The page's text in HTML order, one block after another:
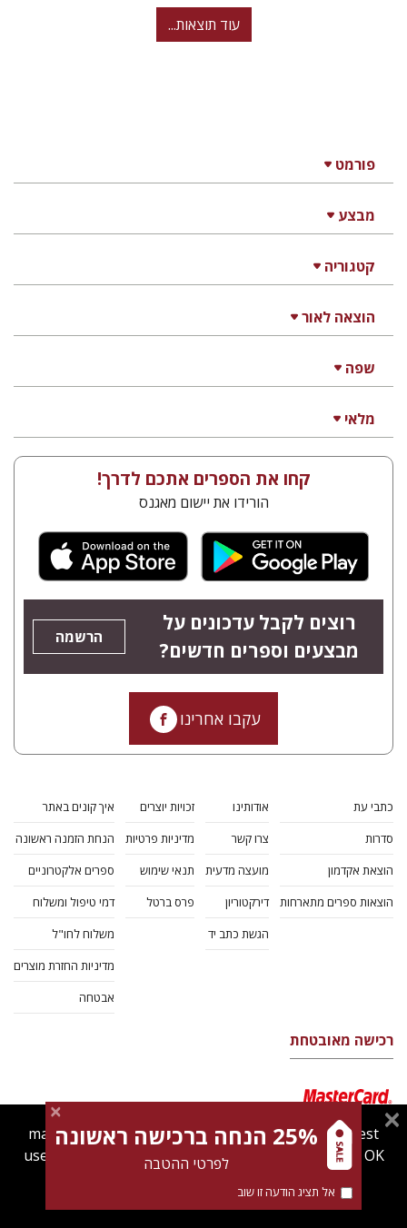
פורמט
מבצע
קטגוריה
הוצאה לאור
שפה
מלאי
עוד תוצאות...
קחו את הספרים אתכם לדרך!
הורידו את יישום מאגנס
רוצים לקבל עדכונים על
מבצעים וספרים חדשים?
הרשמה
עקבו אחרינו
כתבי עת
סדרות
הוצאת אקדמון
הוצאות ספרים מתארחות
אודותינו
צרו קשר
מועצה מדעית
דירקטוריון
הגשת כתב יד
זכויות יוצרים
מדיניות פרטיות
תנאי שימוש
פרס ברטל
איך קונים באתר
הנחת הזמנה ראשונה
ספרים אלקטרוניים
דמי טיפול ומשלוח
משלוח לחו"ל
מדיניות החזרת מוצרים
אבטחה
רכישה מאובטחת
magnespress.co.il uses cookies to give you the best
user experience. Using this website means you're OK
Find out more about ourcookies policy
25% הנחה ברכישה ראשונה
לפרטי ההטבה
אל תציג הודעה זו שוב